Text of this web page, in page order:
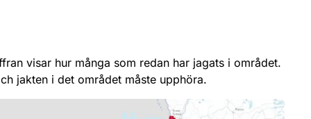
visar hur många som redan har jagats i området.
jakten i det området måste upphöra.